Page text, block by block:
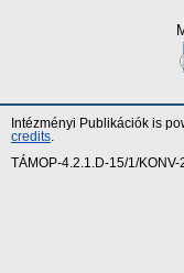
Intézményi Publikációk is
credits
TÁMOP-4.2.1.D-15/1/